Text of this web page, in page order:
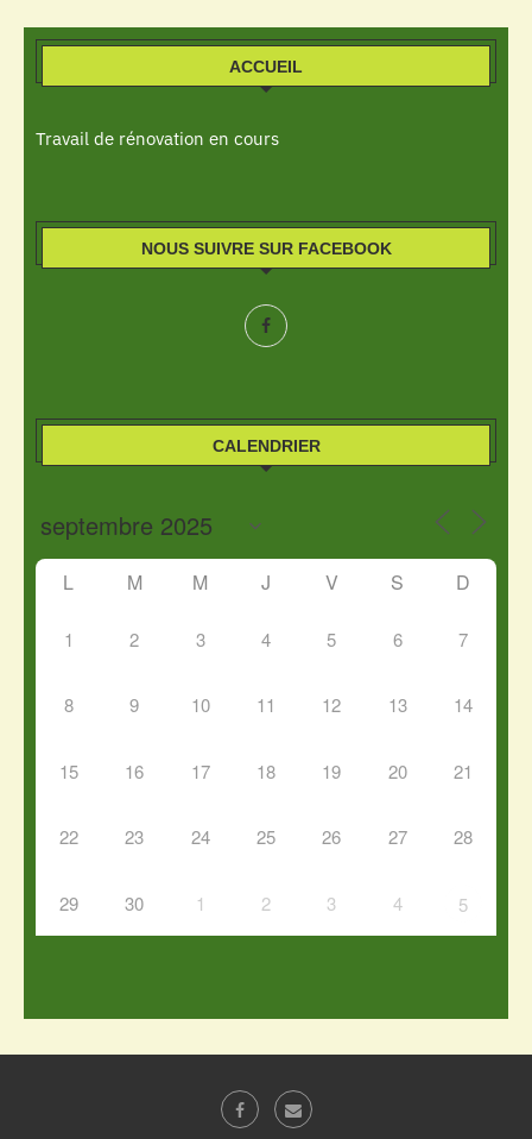
ACCUEIL
Travail de rénovation en cours
NOUS SUIVRE SUR FACEBOOK
CALENDRIER
L M M J V S D
1 2 3 4 5 6 7
8 9 10 11 12 13 14
15 16 17 18 19 20 21
22 23 24 25 26 27 28
29 30 1 2 3 4 5